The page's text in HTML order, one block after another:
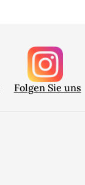
Folgen Sie uns